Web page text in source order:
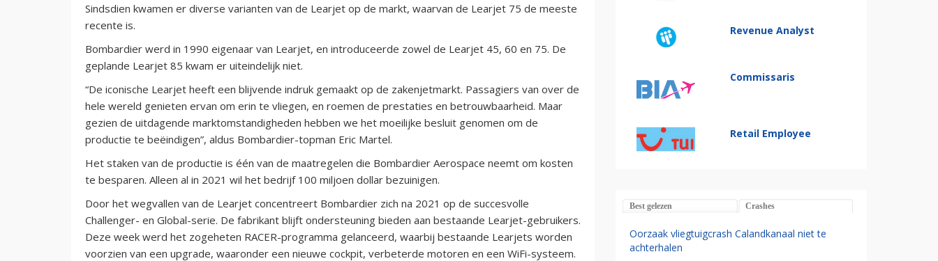
Sindsdien kwamen er diverse varianten van de Learjet op de markt, waarvan de Learjet 75 de meeste
recente is.
Bombardier werd in 1990 eigenaar van Learjet, en introduceerde zowel de Learjet 45, 60 en 75. De
geplande Learjet 85 kwam er uiteindelijk niet.
“De iconische Learjet heeft een blijvende indruk gemaakt op de zakenjetmarkt. Passagiers van over de
hele wereld genieten ervan om erin te vliegen, en roemen de prestaties en betrouwbaarheid. Maar
gezien de uitdagende marktomstandigheden hebben we het moeilijke besluit genomen om de
productie te beëindigen”, aldus Bombardier-topman Eric Martel.
Het staken van de productie is één van de maatregelen die Bombardier Aerospace neemt om kosten
te besparen. Alleen al in 2021 wil het bedrijf 100 miljoen dollar bezuinigen.
Door het wegvallen van de Learjet concentreert Bombardier zich na 2021 op de succesvolle
Challenger- en Global-serie. De fabrikant blijft ondersteuning bieden aan bestaande Learjet-gebruikers.
Deze week werd het zogeheten RACER-programma gelanceerd, waarbij bestaande Learjets worden
voorzien van een upgrade, waaronder een nieuwe cockpit, verbeterde motoren en een WiFi-systeem.
Revenue Analyst
Commissaris
Retail Employee
Best gelezen Crashes
Oorzaak vliegtuigcrash Calandkanaal niet te
achterhalen